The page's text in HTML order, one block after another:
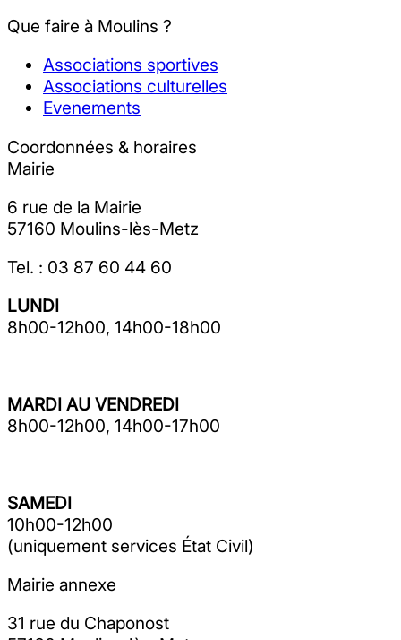
Que faire à Moulins ?
Associations sportives
Associations culturelles
Evenements
Coordonnées & horaires
Mairie
6 rue de la Mairie
57160 Moulins-lès-Metz
Tel. : 03 87 60 44 60
LUNDI
8h00-12h00, 14h00-18h00
MARDI AU VENDREDI
8h00-12h00, 14h00-17h00
SAMEDI
10h00-12h00
(uniquement services État Civil)
Mairie annexe
31 rue du Chaponost